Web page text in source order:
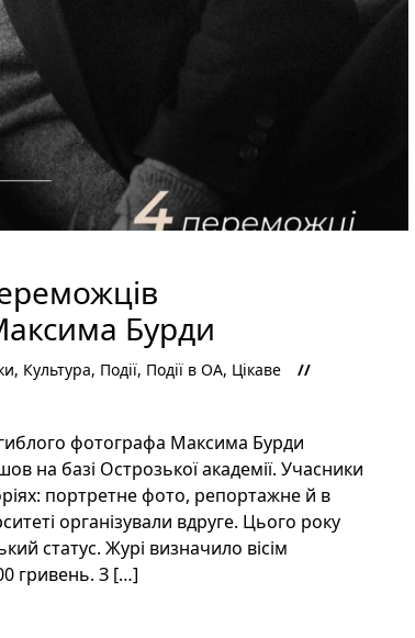
Бурди
, Культура, Події, Події в ОА, Цікаве
фотографа Максима Бурди
на базі Острозької академії. Учасники
портретне фото, репортажне й в
організували вдруге. Цього року
статус. Журі визначило вісім
гривень. З […]